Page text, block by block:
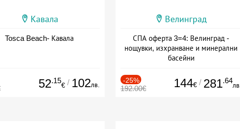
Кавала
Tosca Beach- Кавала
52.15
€ / 102лв.
Велинград
СПА оферта 3=4: Велинград -
нощувки, изхранване и минерални
басейни
-25%
192.00€ 144€ / 281.64
лв.